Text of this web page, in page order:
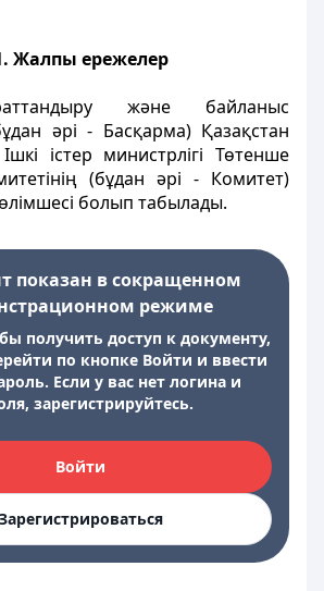
Жалпы ережелер
және байланыс
әрі - Басқарма) Қазақстан
істер министрлігі Төтенше
(бұдан әрі - Комитет)
болып табылады.
показан в сокращенном
режиме
получить доступ к документу,
по кнопке Войти и ввести
Если у вас нет логина и
зарегистрируйтесь.
Войти